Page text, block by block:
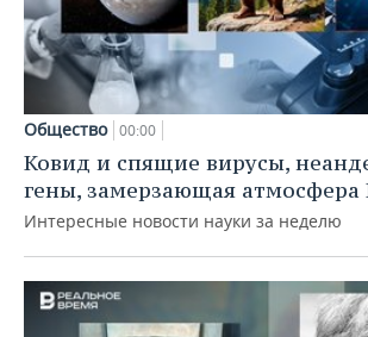
Общество 00:00
Ковид и спящие вирусы,
гены, замерзающая атмосфера
Интересные новости науки за неделю